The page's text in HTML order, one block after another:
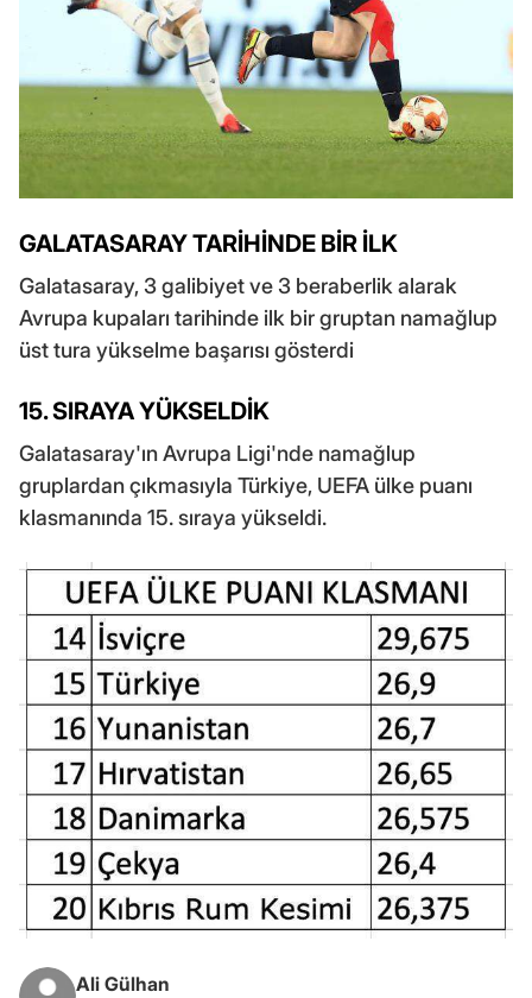
GALATASARAY TARİHİNDE BİR İLK
Galatasaray, 3 galibiyet ve 3 beraberlik alarak
Avrupa kupaları tarihinde ilk bir gruptan namağlup
üst tura yükselme başarısı gösterdi
15. SIRAYA YÜKSELDİK
Galatasaray'ın Avrupa Ligi'nde namağlup
gruplardan çıkmasıyla Türkiye, UEFA ülke puanı
klasmanında 15. sıraya yükseldi.
Ali Gülhan